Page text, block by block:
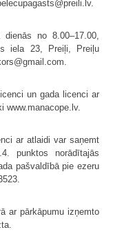
no 8.00–17.00,
iela 23, Preiļi, Preiļu
un gada licenci ar
www.manacope.lv.
ar atlaidi var saņemt
punktos norādītajās
pašvaldībā pie ezeru
ar pārkāpumu izņemto